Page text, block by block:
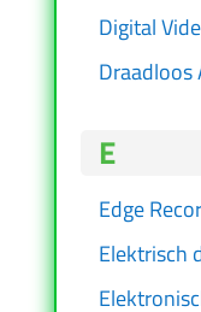
Digital
Draadloos
E
Edge
Elektrisch